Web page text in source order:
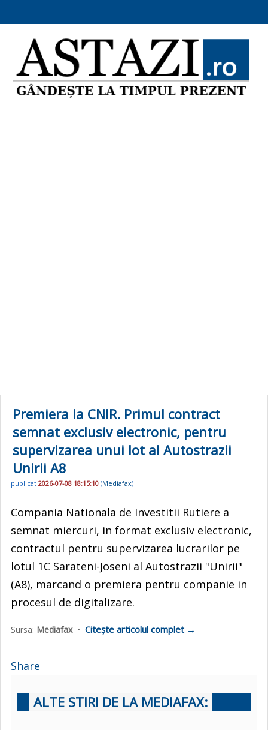
Premiera la CNIR. Primul contract
semnat exclusiv electronic, pentru
supervizarea unui lot al Autostrazii
Unirii A8
publicat 2026-07-08 18:15:10 (Mediafax)
Compania Nationala de Investitii Rutiere a
semnat miercuri, in format exclusiv electronic,
contractul pentru supervizarea lucrarilor pe
lotul 1C Sarateni-Joseni al Autostrazii "Unirii"
(A8), marcand o premiera pentru companie in
procesul de digitalizare.
Sursa: Mediafax• Citește articolul complet →
Share
ALTE STIRI DE LA MEDIAFAX: